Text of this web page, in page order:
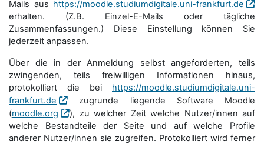
Mails aus https://moodle.studiumdigitale.uni-frankfurt.de
erhalten. (Z.B. Einzel-E-Mails oder tägliche
Zusammenfassungen.) Diese Einstellung können Sie
jederzeit anpassen.
Über die in der Anmeldung selbst angeforderten, teils
zwingenden, teils freiwilligen Informationen hinaus,
protokolliert die bei https://moodle.studiumdigitale.uni-
frankfurt.de
zugrunde liegende Software Moodle
(moodle.org
), zu welcher Zeit welche Nutzer/innen auf
welche Bestandteile der Seite und auf welche Profile
anderer Nutzer/innen sie zugreifen. Protokolliert wird ferner